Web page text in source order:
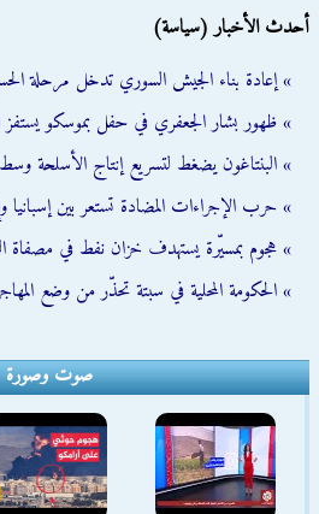
أحدث الأخبار (سياسة)
» إعادة بناء الجيش السوري تدخل مرحلة
» ظهور بشار الجعفري في حفل بموسكو يستفز
» البنتاغون يضغط لتسريع إنتاج الأسلحة
» حرب الإجراءات المضادة تستعر بين إسبانيا
» هجوم بمسيّرة يستهدف خزان نفط في مصفاة
» الحكومة المحلية في سبتة تحذّر من وضع
صوت وصورة